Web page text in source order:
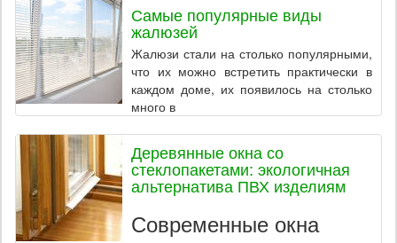
Самые популярные виды
жалюзей
Жалюзи стали на столько популярными,
что их можно встретить практически в
каждом доме, их появилось на столько
много в
Деревянные окна со
стеклопакетами: экологичная
альтернатива ПВХ изделиям
Современные окна